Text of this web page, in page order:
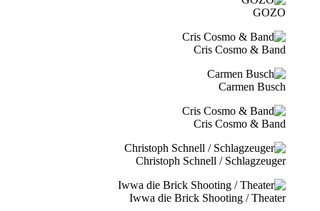
GOZO
Cris Cosmo & Band
Carmen Busch
Cris Cosmo & Band
Christoph Schnell / Schlagzeuger
Iwwa die Brick Shooting / Theater